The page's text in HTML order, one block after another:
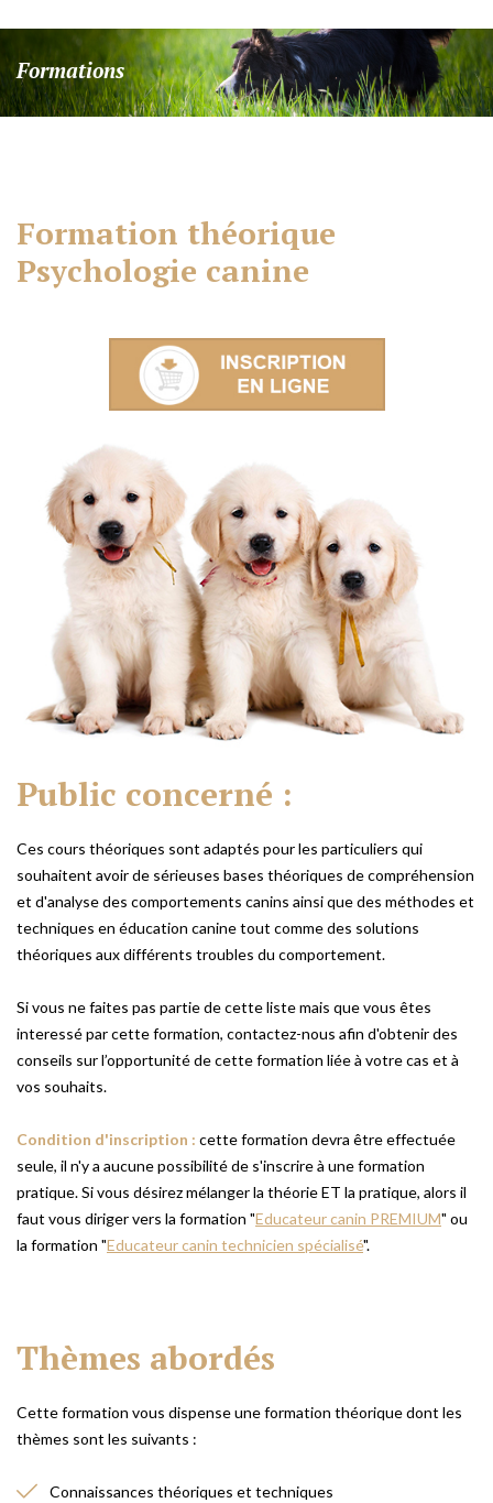
Formations
Formation théorique
Psychologie canine
Public concerné :
Ces cours théoriques sont adaptés pour les particuliers qui
souhaitent avoir de sérieuses bases théoriques de compréhension
et d'analyse des comportements canins ainsi que des méthodes et
techniques en éducation canine tout comme des solutions
théoriques aux différents troubles du comportement.
Si vous ne faites pas partie de cette liste mais que vous êtes
interessé par cette formation, contactez-nous afin d'obtenir des
conseils sur l’opportunité de cette formation liée à votre cas et à
vos souhaits.
Condition d'inscription : cette formation devra être effectuée
seule, il n'y a aucune possibilité de s'inscrire à une formation
pratique. Si vous désirez mélanger la théorie ET la pratique, alors il
faut vous diriger vers la formation "Educateur canin PREMIUM" ou
la formation "Educateur canin technicien spécialisé".
Thèmes abordés
Cette formation vous dispense une formation théorique dont les
thèmes sont les suivants :
Connaissances théoriques et techniques
oublié
?
Identifiant
oublié